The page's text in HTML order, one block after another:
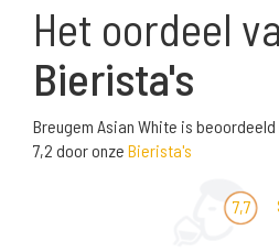
Het oordeel
Bierista's
Breugem Asian White is
7,2 door onze Bierista's
7,7